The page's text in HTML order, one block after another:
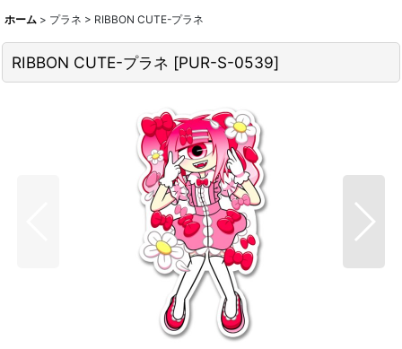
ホーム > プラネ > RIBBON CUTE-プラネ
RIBBON CUTE-プラネ [PUR-S-0539]